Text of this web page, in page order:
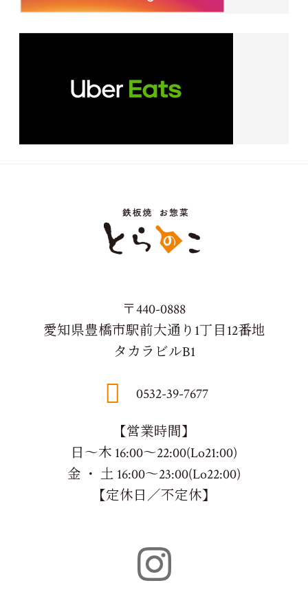
〒440-0888
愛知県豊橋市駅前大通り1丁目12番地
タカラビルB1
0532-39-7677
【営業時間】
日～木 16:00～22:00(Lo21:00)
金 ・ 土 16:00～23:00(Lo22:00)
【定休日／不定休】